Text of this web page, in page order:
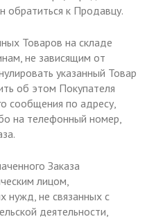
к Продавцу.
Товаров на складе
не зависящим от
указанный Товар
об этом Покупателя
сообщения по адресу,
на телефонный номер,
Заказа
лицом,
нужд, не связанных с
деятельности,